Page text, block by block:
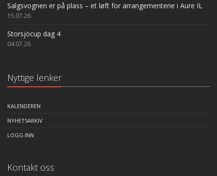
Salgsvognen er på plass – et løft for arrangementene i Aure IL
15.07.26
Storsjöcup dag 4
04.07.26
Nyttige lenker
KALENDEREN
NYHETSARKIV
LOGG INN
Kontakt oss